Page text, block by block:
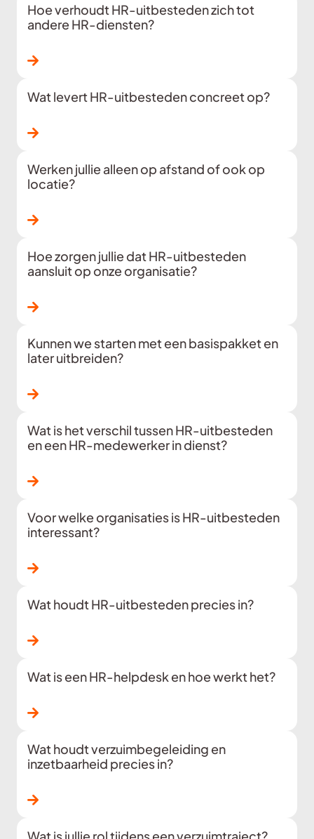
Hoe verhoudt HR-uitbesteden zich tot
andere HR-diensten?
Lees verder
Wat levert HR-uitbesteden concreet op?
Lees verder
Werken jullie alleen op afstand of ook op
locatie?
Lees verder
Hoe zorgen jullie dat HR-uitbesteden
aansluit op onze organisatie?
Lees verder
Kunnen we starten met een basispakket en
later uitbreiden?
Lees verder
Wat is het verschil tussen HR-uitbesteden
en een HR-medewerker in dienst?
Lees verder
Voor welke organisaties is HR-uitbesteden
interessant?
Lees verder
Wat houdt HR-uitbesteden precies in?
Lees verder
Wat is een HR-helpdesk en hoe werkt het?
Lees verder
Wat houdt verzuimbegeleiding en
inzetbaarheid precies in?
Lees verder
Wat is jullie rol tijdens een verzuimtraject?